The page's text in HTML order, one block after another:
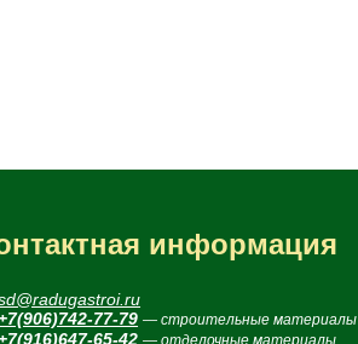
информация
77-79 — строительные материалы
65-42 — отделочные материалы